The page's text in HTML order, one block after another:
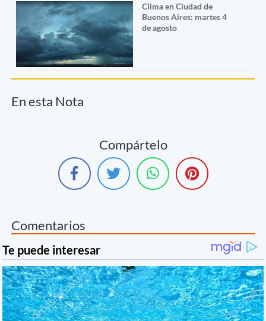
Clima en Ciudad de
Buenos Aires: martes 4
de agosto
En esta Nota
Compártelo
Comentarios